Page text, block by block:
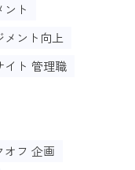
ント
メント向上
イト 管理職
オフ 企画